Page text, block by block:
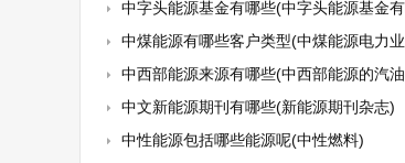
中字头能源基金有哪些(中字头能源基金
中煤能源有哪些客户类型(中煤能源电力
中西部能源来源有哪些(中西部能源的汽
中文新能源期刊有哪些(新能源期刊杂志)
中性能源包括哪些能源呢(中性燃料)